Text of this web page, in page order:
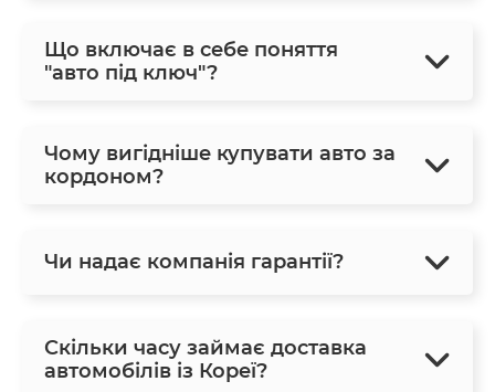
Що включає в себе поняття
"авто під ключ"?
Чому вигідніше купувати авто за
кордоном?
Чи надає компанія гарантії?
Скільки часу займає доставка
автомобілів із Кореї?